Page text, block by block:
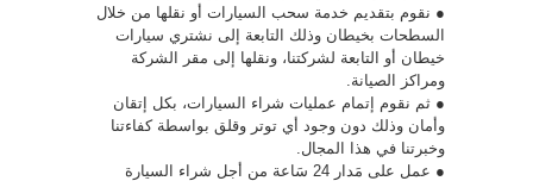
● نقوم بتقديم خدمة سحب السيارات أو نقلها من خلال
السطحات بخيطان وذلك التابعة إلى نشتري سيارات
خيطان أو التابعة لشركتنا، ونقلها إلى مقر الشركة
ومراكز الصيانة.
● ثم نقوم إتمام عمليات شراء السيارات، بكل إتقان
وأمان وذلك دون وجود أي توتر وقلق بواسطة كفاءتنا
وخبرتنا في هذا المجال.
● عمل على مَدار 24 سَاعة من أجل شراء السيارة